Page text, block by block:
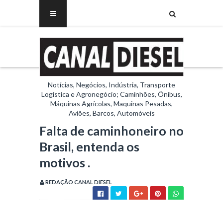
Notícias, Negócios, Indústria, Transporte
Logística e Agronegócio; Caminhões, Ônibus,
Máquinas Agrícolas, Maquinas Pesadas,
Aviões, Barcos, Automóveis
Falta de caminhoneiro no
Brasil, entenda os
motivos .
REDAÇÃO CANAL DIESEL